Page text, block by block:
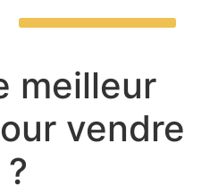
meilleur
vendre